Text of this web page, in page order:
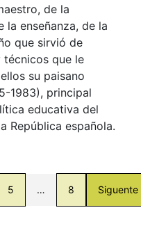
de la
la enseñanza, de la
que sirvió de
que le
su paisano
1983), principal
educativa del
República española.
5 … 8 Siguente